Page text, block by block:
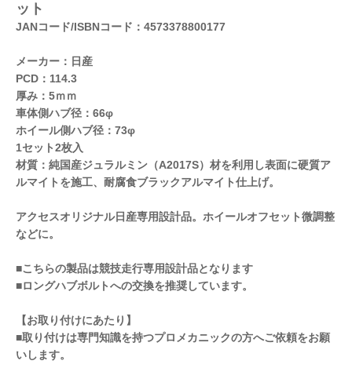
ット
JANコード/ISBNコード：4573378800177
メーカー：日産
PCD：114.3
厚み：5ｍｍ
車体側ハブ径：66φ
ホイール側ハブ径：73φ
1セット2枚入
材質：純国産ジュラルミン（A2017S）材を利用し表面に硬質ア
ルマイトを施工、耐腐食ブラックアルマイト仕上げ。
アクセスオリジナル日産専用設計品。ホイールオフセット微調整
などに。
■こちらの製品は競技走行専用設計品となります
■ロングハブボルトへの交換を推奨しています。
【お取り付けにあたり】
■取り付けは専門知識を持つプロメカニックの方へご依頼をお願
いします。